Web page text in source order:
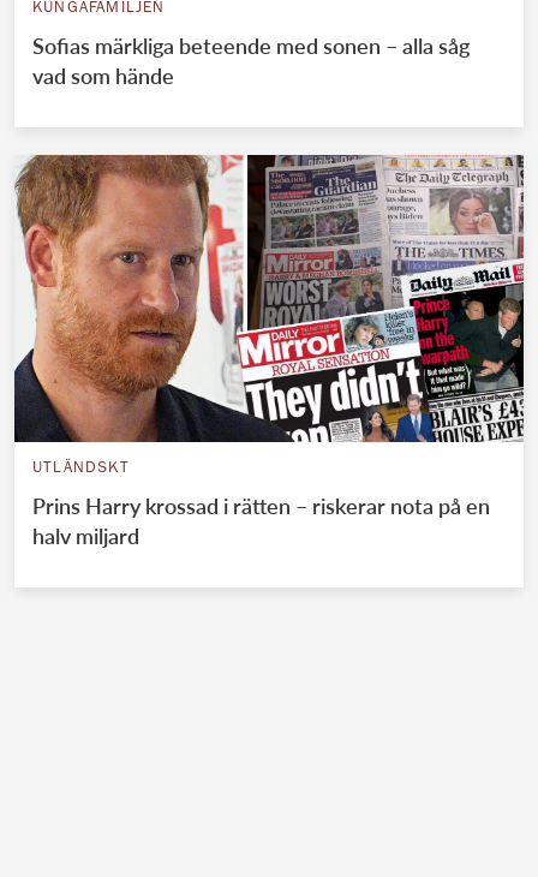
KUNGAFAMILJEN
Sofias märkliga beteende med sonen – alla såg
vad som hände
UTLÄNDSKT
Prins Harry krossad i rätten – riskerar nota på en
halv miljard